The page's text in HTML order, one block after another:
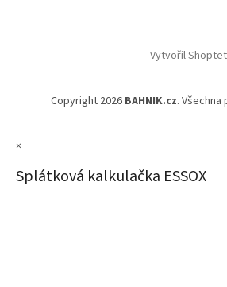
Vytvořil Shoptet
Copyright 2026 BAHNIK.cz. Všechna
×
Splátková kalkulačka ESSOX